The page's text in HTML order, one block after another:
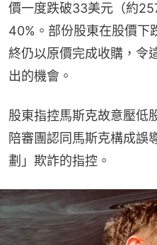
價一度跌破33美元（約
40%。部份股東在股價下
終仍以原價完成收購，令
出的機會。
股東指控馬斯克故意壓低
陪審團認同馬斯克構成誤
劃」欺詐的指控。